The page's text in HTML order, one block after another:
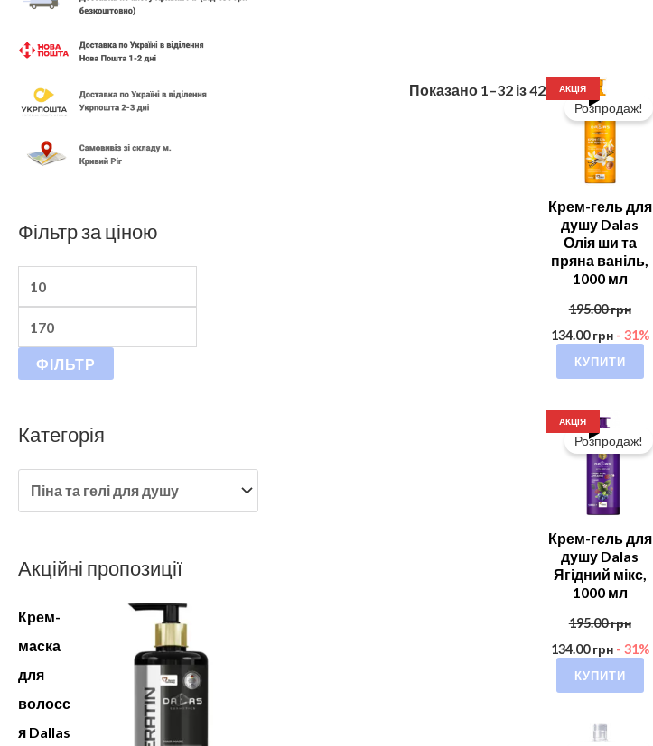
Фільтр за ціною
ФІЛЬТР
Категорія
Акційні пропозиції
Крем-
маска
для
волосс
я Dallas
Показано 1–32 із 42 АКЦІЯ
Розпродаж!
Крем-гель для
душу Dalas
Олія ши та
пряна ваніль,
1000 мл
195.00грн
134.00грн- 31%
КУПИТИ
АКЦІЯ
Розпродаж!
Крем-гель для
душу Dalas
Ягідний мікс,
1000 мл
195.00грн
134.00грн- 31%
КУПИТИ